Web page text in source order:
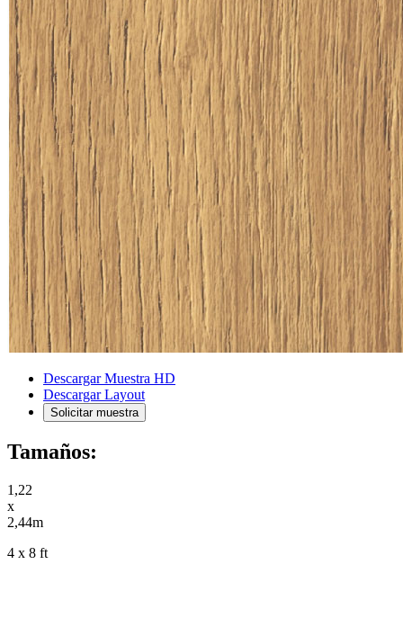
Descargar Muestra HD
Descargar Layout
Solicitar muestra
Tamaños:
1,22
x
2,44m
4 x 8 ft